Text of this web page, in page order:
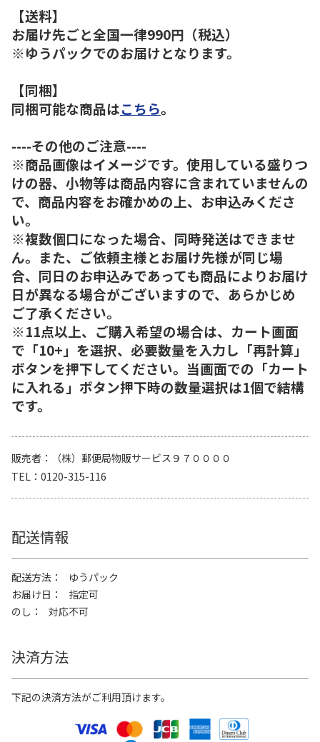
【送料】
お届け先ごと全国一律990円（税込）
※ゆうパックでのお届けとなります。
【同梱】
同梱可能な商品はこちら。
----その他のご注意----
※商品画像はイメージです。使用している盛りつ
けの器、小物等は商品内容に含まれていませんの
で、商品内容をお確かめの上、お申込みくださ
い。
※複数個口になった場合、同時発送はできませ
ん。また、ご依頼主様とお届け先様が同じ場
合、同日のお申込みであっても商品によりお届け
日が異なる場合がございますので、あらかじめ
ご了承ください。
※11点以上、ご購入希望の場合は、カート画面
で「10+」を選択、必要数量を入力し「再計算」
ボタンを押下してください。当画面での「カート
に入れる」ボタン押下時の数量選択は1個で結構
です。
販売者
（株）郵便局物販サービス９７００００
TEL
0120-315-116
配送情報
配送方法
ゆうパック
お届け日
指定可
のし
対応不可
決済方法
下記の決済方法がご利用頂けます。